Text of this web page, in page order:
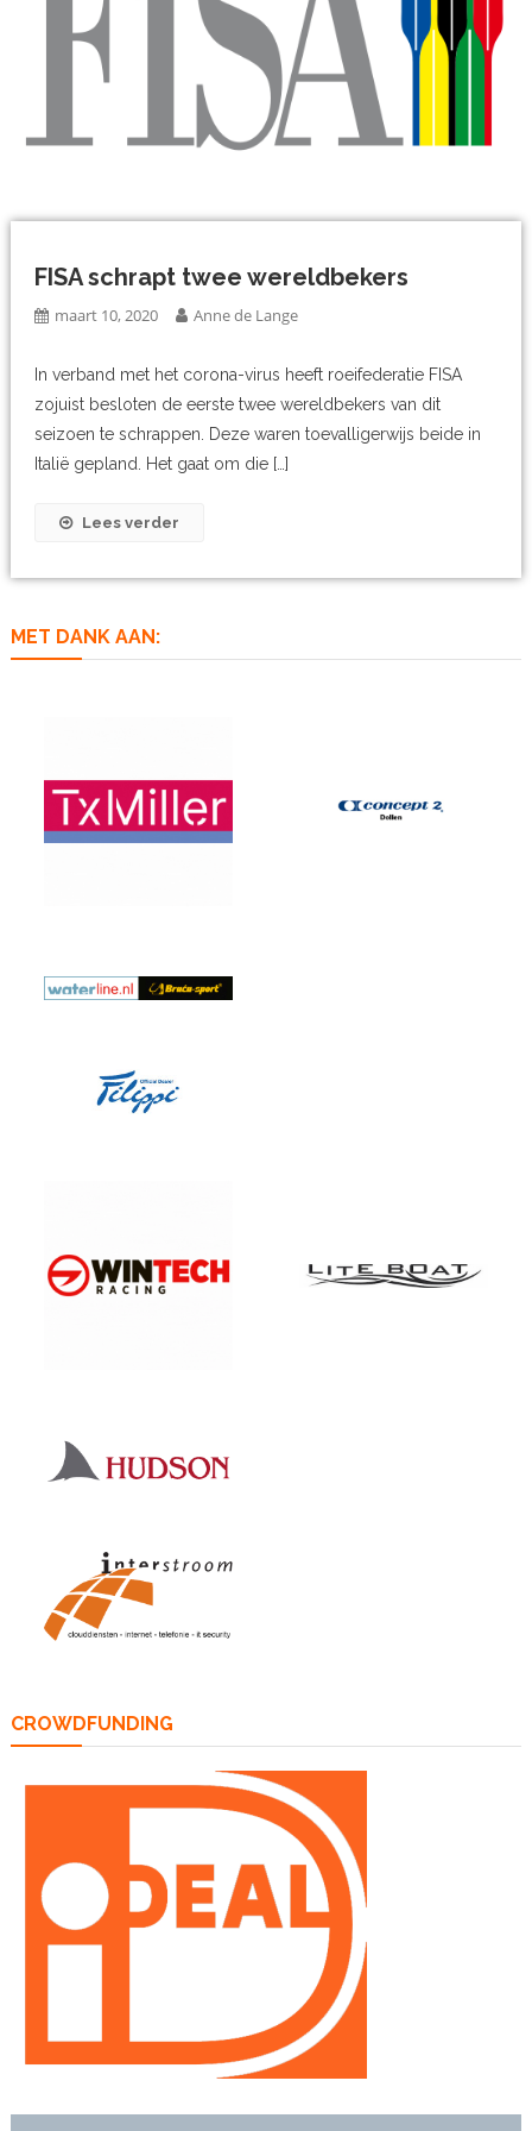
FISA schrapt twee wereldbekers
maart 10, 2020 Anne de Lange
In verband met het corona-virus heeft roeifederatie FISA
zojuist besloten de eerste twee wereldbekers van dit
seizoen te schrappen. Deze waren toevalligerwijs beide in
Italië gepland. Het gaat om die […]
Lees verder
MET DANK AAN:
CROWDFUNDING